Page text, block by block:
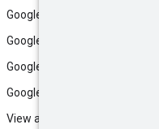
Google AI Studio
Google Antigravity
Google Cloud
Google Play
View all